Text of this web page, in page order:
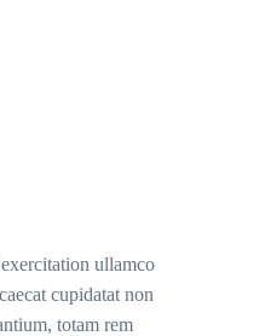
ullamco
cupidatat non
totam rem